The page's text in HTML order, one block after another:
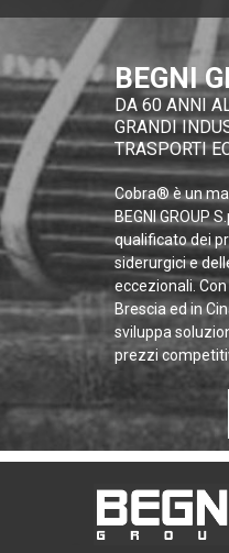
BEGNI
DA 60 ANNI
GRANDI
TRASPORTI
Cobra® è un
BEGNI GROUP
qualificato dei
siderurgici e
eccezionali.
Brescia ed in
sviluppa
prezzi